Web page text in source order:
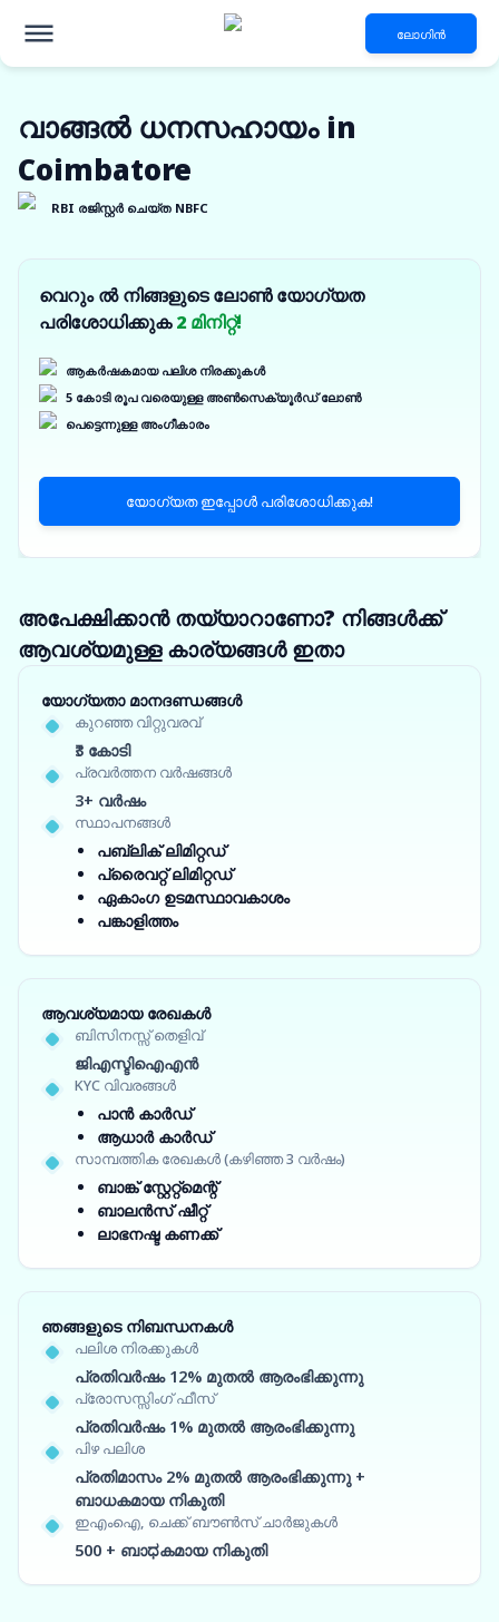
ലോഗിൻ
വാങ്ങൽ ധനസഹായം in
Coimbatore
RBI രജിസ്റ്റർ ചെയ്ത NBFC
വെറും ൽ നിങ്ങളുടെ ലോൺ യോഗ്യത
പരിശോധിക്കുക2 മിനിറ്റ്!
ആകർഷകമായ പലിശ നിരക്കുകൾ
5 കോടി രൂപ വരെയുള്ള അൺസെക്യൂർഡ് ലോൺ
പെട്ടെന്നുള്ള അംഗീകാരം
യോഗ്യത ഇപ്പോൾ പരിശോധിക്കുക!
അപേക്ഷിക്കാൻ തയ്യാറാണോ? നിങ്ങൾക്ക്
ആവശ്യമുള്ള കാര്യങ്ങൾ ഇതാ
യോഗ്യതാ മാനദണ്ഡങ്ങൾ
കുറഞ്ഞ വിറ്റുവരവ്
₹3 കോടി
പ്രവർത്തന വർഷങ്ങൾ
3+ വർഷം
സ്ഥാപനങ്ങൾ
പബ്ലിക് ലിമിറ്റഡ്
പ്രൈവറ്റ് ലിമിറ്റഡ്
ഏകാംഗ ഉടമസ്ഥാവകാശം
പങ്കാളിത്തം
ആവശ്യമായ രേഖകൾ
ബിസിനസ്സ് തെളിവ്
ജിഎസ്ടിഐഎൻ
KYC വിവരങ്ങൾ
പാൻ കാർഡ്
ആധാർ കാർഡ്
സാമ്പത്തിക രേഖകൾ (കഴിഞ്ഞ 3 വർഷം)
ബാങ്ക് സ്റ്റേറ്റ്‌മെന്റ്
ബാലൻസ് ഷീറ്റ്
ലാഭനഷ്ട കണക്ക്
ഞങ്ങളുടെ നിബന്ധനകൾ
പലിശ നിരക്കുകൾ
പ്രതിവർഷം 12% മുതൽ ആരംഭിക്കുന്നു
പ്രോസസ്സിംഗ് ഫീസ്
പ്രതിവർഷം 1% മുതൽ ആരംഭിക്കുന്നു
പിഴ പലിശ
പ്രതിമാസം 2% മുതൽ ആരംഭിക്കുന്നു +
ബാധകമായ നികുതി
ഇഎംഐ, ചെക്ക് ബൗൺസ് ചാർജുകൾ
500 + ബാಧകമായ നികുതി